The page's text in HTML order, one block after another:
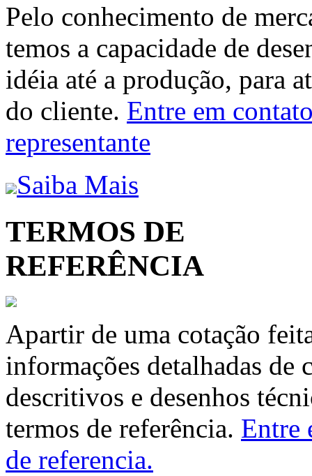
Pelo conhecimento de
temos a capacidade de
idéia até a produção, para
do cliente. Entre em
representante
Saiba Mais
TERMOS DE
REFERÊNCIA
Apartir de uma cotação
informações detalhadas de
descritivos e desenhos
termos de referência. Entre
de referencia.